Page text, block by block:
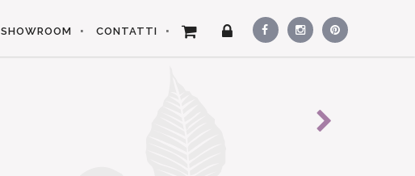
SHOWROOM CONTATTI